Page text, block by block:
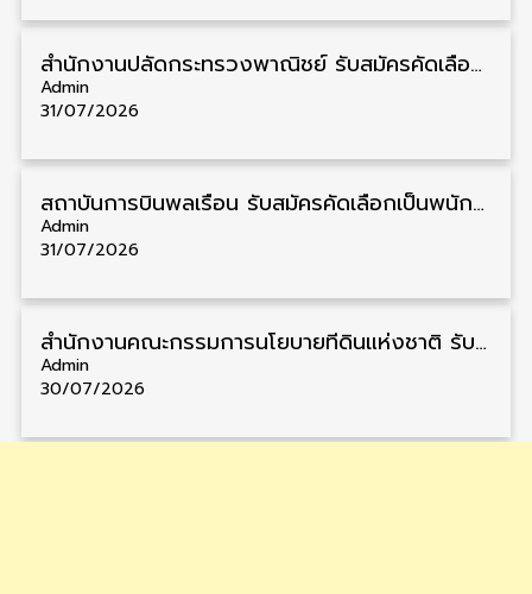
สำนักงานปลัดกระทรวงพาณิชย์ รับสมัครคัดเลือกพนักงานราชการ วุฒิ ปวส./ป.ตรี 11 อัตรา รับสมัคร 10 – 21 สิงหาคม
Admin
31/07/2026
สถาบันการบินพลเรือน รับสมัครคัดเลือกเป็นพนักงาน วุฒิ ป.ตรี/ป.โท/ป.เอก 11 อัตรา รับสมัคร 27 กรกฎาคม – 10 สิงหาคม
Admin
31/07/2026
สำนักงานคณะกรรมการนโยบายที่ดินแห่งชาติ รับสมัครคัดเลือกพนักงานราชการ วุฒิ ป.ตรี 6 อัตรา รับสมัคร 13 กรกฎาคม – 6 สิงหาคม
Admin
30/07/2026